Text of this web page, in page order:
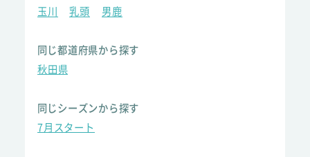
玉川
乳頭 男鹿
同じ都道府県から探す
秋田県
同じシーズンから探す
7月スタート